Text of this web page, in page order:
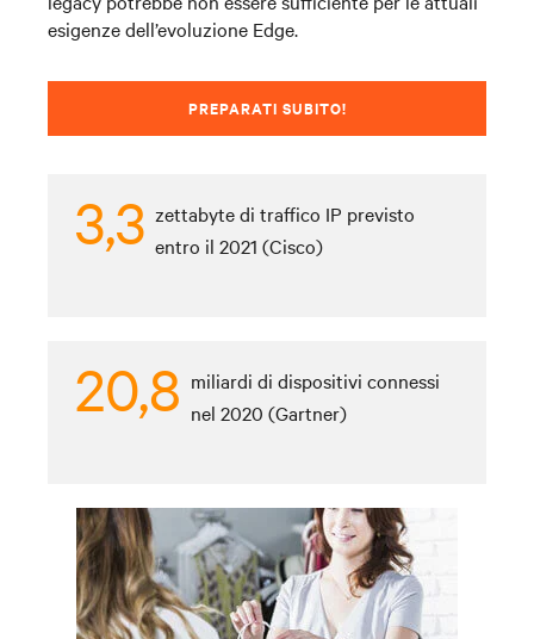
esigenze dell’evoluzione Edge.
PREPARATI SUBITO!
3,3 zettabyte di traffico IP previsto
entro il 2021 (Cisco)
20,8 miliardi di dispositivi connessi
nel 2020 (Gartner)